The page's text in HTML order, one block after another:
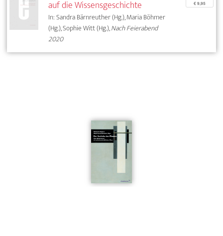
auf die Wissensgeschichte
In: Sandra Bärnreuther (Hg.), Maria Böhmer
(Hg.), Sophie Witt (Hg.),Nach Feierabend
2020
€ 9,95